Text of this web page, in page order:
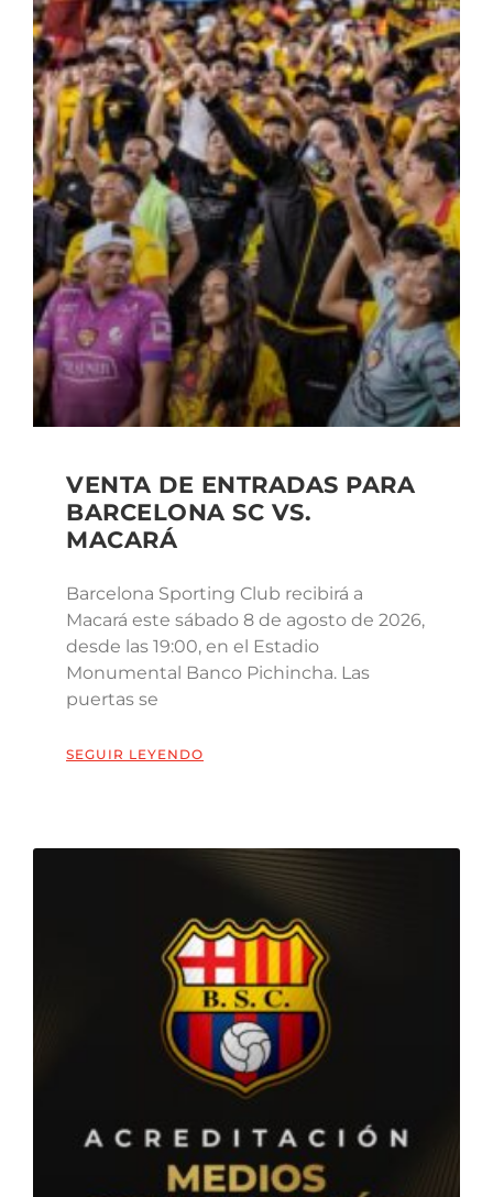
VENTA DE ENTRADAS PARA
BARCELONA SC VS.
MACARÁ
Barcelona Sporting Club recibirá a
Macará este sábado 8 de agosto de 2026,
desde las 19:00, en el Estadio
Monumental Banco Pichincha. Las
puertas se
SEGUIR LEYENDO